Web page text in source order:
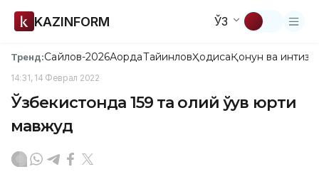
KAZINFORM ЎЗ
Тренд:Сайлов-2026АқордаТайинловҲодисаҚонун ва
14:31, 14 Феврал 2022
Ўзбекистонда 159 та олий ўқув юрти
мавжуд